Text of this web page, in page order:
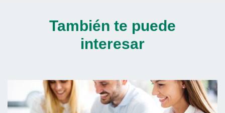
También te puede
interesar